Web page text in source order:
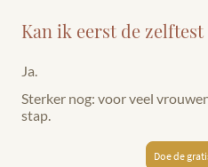
Kan ik eerst de zelftest
Ja.
Sterker nog: voor veel
stap.
Doe de